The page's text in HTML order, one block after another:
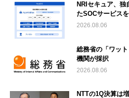
NRIセキュア、独
たSOCサービス
2026.08.06
総務省の「ワッ
機関が採択
2026.08.06
NTTの1Q決算は